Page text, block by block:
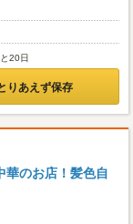
20日
りあえず保存
華のお店！髪色自